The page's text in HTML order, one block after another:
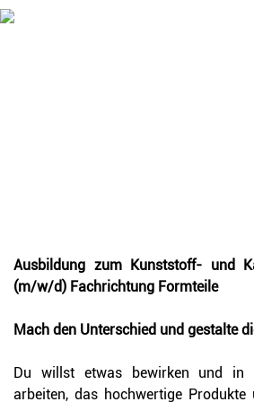
Stellenbeschreibung
Ausbildung zum Kunststoff- und
(m/w/d) Fachrichtung Formteile
Mach den Unterschied und gestalte
Du willst etwas bewirken und in
arbeiten, das hochwertige Produkte